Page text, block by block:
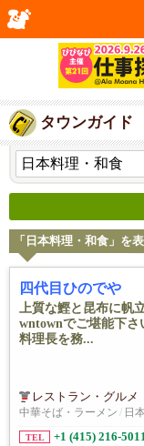
タウンガイド
「日本料理・和食」を
四代目ひのでや
上質な鰹と昆布に帆
wntownでご堪能下さ
料理長を務...
レストラン・グルメ
中華そば・ラーメン / 日
TEL +1 (415) 216-